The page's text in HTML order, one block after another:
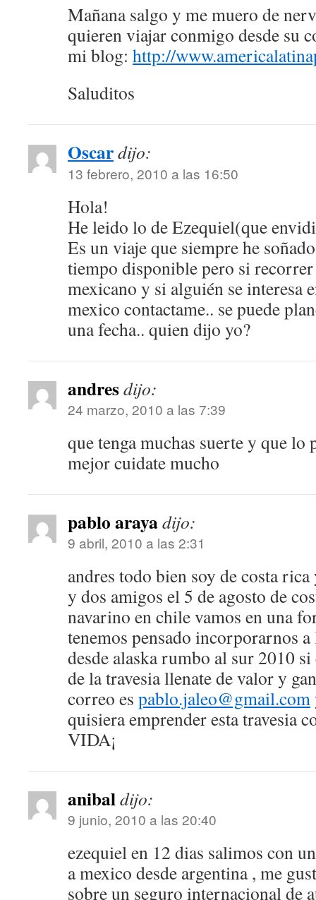
Mañana salgo y me muero de
quieren viajar conmigo desde su
mi blog: http://
Saluditos
Oscardijo:
13 febrero, 2010 a las 16:50
Hola!
He leido lo de Ezequiel(que
Es un viaje que siempre he
tiempo disponible pero si
mexicano y si alguién se interesa
mexico contactame.. se puede
una fecha.. quien dijo yo?
andresdijo:
24 marzo, 2010 a las 7:39
que tenga muchas suerte y que lo
mejor cuidate mucho
pablo arayadijo:
9 abril, 2010 a las 2:31
andres todo bien soy de costa
y dos amigos el 5 de agosto de
navarino en chile vamos en una
tenemos pensado incorporarnos a
desde alaska rumbo al sur 2010
de la travesia llenate de valor y
correo es pablo.jaleo@gmail.com
quisiera emprender esta travesia
VIDA¡
anibaldijo:
9 junio, 2010 a las 20:40
ezequiel en 12 dias salimos con
a mexico desde argentina , me
sobre un seguro internacional de